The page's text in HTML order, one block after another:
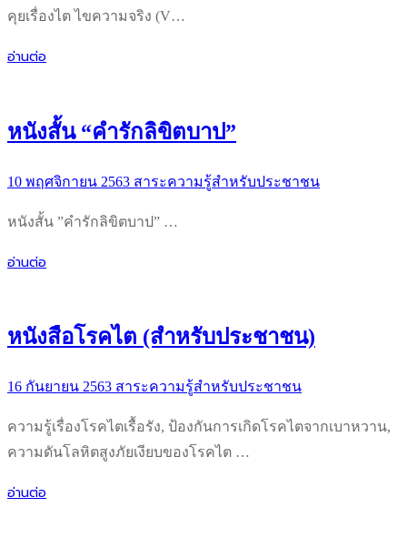
คุยเรื่องไต ไขความจริง (V…
อ่านต่อ
หนังสั้น “คำรักลิขิตบาป”
10 พฤศจิกายน 2563 สาระความรู้สำหรับประชาชน
หนังสั้น ”คำรักลิขิตบาป” …
อ่านต่อ
หนังสือโรคไต (สำหรับประชาชน)
16 กันยายน 2563 สาระความรู้สำหรับประชาชน
ความรู้เรื่องโรคไตเรื้อรัง, ป้องกันการเกิดโรคไตจากเบาหวาน,
ความดันโลหิตสูงภัยเงียบของโรคไต …
อ่านต่อ